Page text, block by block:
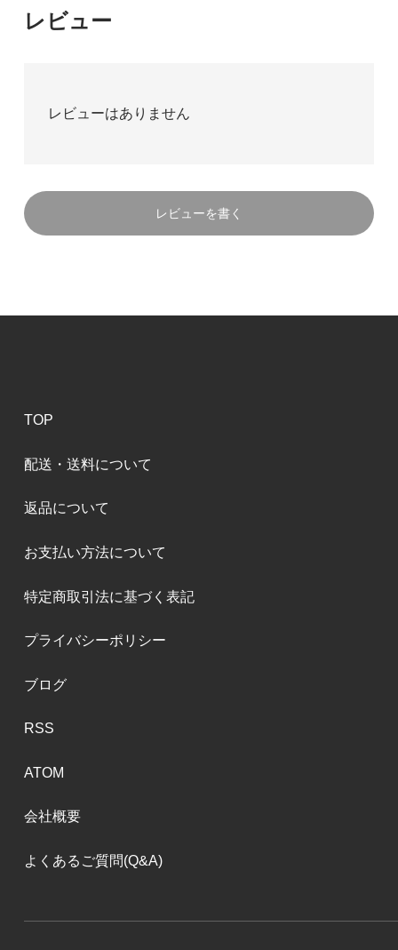
レビュー
レビューはありません
レビューを書く
TOP
配送・送料について
返品について
お支払い方法について
特定商取引法に基づく表記
プライバシーポリシー
ブログ
RSS
ATOM
会社概要
よくあるご質問(Q&A)